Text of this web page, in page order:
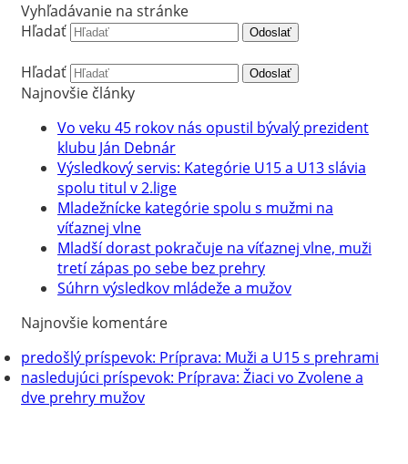
Vyhľadávanie na stránke
Hľadať
Odoslať
Hľadať Odoslať
Najnovšie články
Vo veku 45 rokov nás opustil bývalý prezident
klubu Ján Debnár
Výsledkový servis: Kategórie U15 a U13 slávia
spolu titul v 2.lige
Mladežnícke kategórie spolu s mužmi na
víťaznej vlne
Mladší dorast pokračuje na víťaznej vlne, muži
tretí zápas po sebe bez prehry
Súhrn výsledkov mládeže a mužov
Najnovšie komentáre
predošlý príspevok: Príprava: Muži a U15 s prehrami
nasledujúci príspevok: Príprava: Žiaci vo Zvolene a
dve prehry mužov